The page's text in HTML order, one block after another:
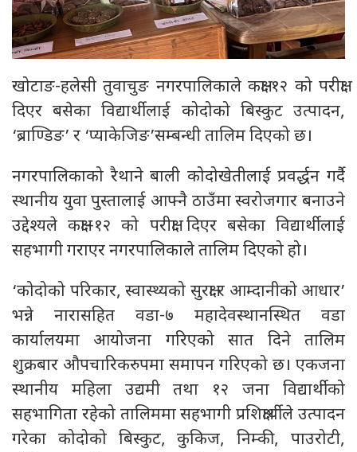
खोटाङ-हलेसी तुवाचुङ नगरपालिकाले कक्षा-१२ को परीक्षा
दिएर बसेका विद्यार्थीलाई कोदोको बिस्कुट उत्पादन,
‘ब्राण्डिङ’ र ‘प्याकेजिङ’सम्बन्धी तालिम दिएको छ।
नगरपालिकाको रैथाने बाली कोदोखेतीलाई प्रवर्द्धन गर्दै
स्थानीय युवा पुस्तालाई आफ्नै ठाउँमा स्वरोजगार बनाउने
उद्देश्यले कक्षा–१२ को परीक्षा दिएर बसेका विद्यार्थीलाई
सहभागी गराएर नगरपालिकाले तालिम दिएको हो।
‘कोदोको परिकार, स्वास्थ्यको सुरक्षा र आम्दानीको आधार’
भन्ने नारासहित वडा-७ महादेवस्थानस्थित वडा
कार्यालयमा आयोजना गरिएको सात दिने तालिम
शुक्रबार औपचारिकरुपमा समापन गरिएको छ। एकजना
स्थानीय महिला उद्यमी तथा १२ जना विद्यार्थीको
सहभागिता रहेको तालिममा सहभागी प्रशिक्षार्थीले उत्पादन
गरेका कोदोको बिस्कुट, कुकिज, निम्की, पाउरोटी,